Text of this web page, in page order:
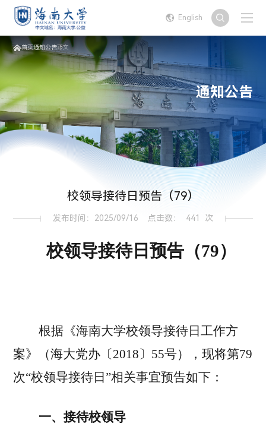
English
首页通知公告正文
通知公告
校领导接待日预告（79）
发布时间：2025/09/16 点击数： 441 次
校领导接待日预告（79）
根据《海南大学校领导接待日工作方
案》（海大党办〔2018〕55号），现将第79
次“校领导接待日”相关事宜预告如下：
一、接待校领导